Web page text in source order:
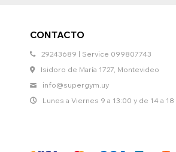
CONTACTO
29243689 | Service 099807743
Isidoro de María 1727, Montevideo
info@supergym.uy
Lunes a Viernes 9 a 13:00 y de 14 a